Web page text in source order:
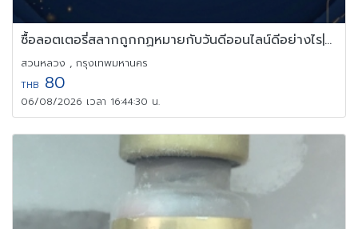
ซื้อลอตเตอรี่สลากถูกกฏหมายกับวันดีออนไลน์ดีอย่างไร|Vandee Online
สวนหลวง , กรุงเทพมหานคร
THB 80
06/08/2026 เวลา 16:44:30 น.